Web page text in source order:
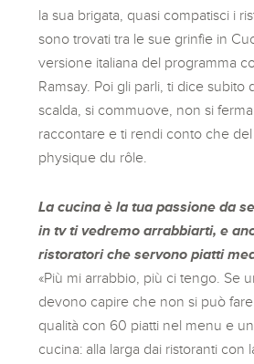
la sua brigata, quasi compatisci i
sono trovati tra le sue grinfie in
versione italiana del programma
Ramsay. Poi gli parli, ti dice subito
scalda, si commuove, non si
raccontare e ti rendi conto che
physique du rôle.
La cucina è la tua passione da
in tv ti vedremo arrabbiarti, e
ristoratori che servono piatti
«Più mi arrabbio, più ci tengo. Se
devono capire che non si può
qualità con 60 piatti nel menu e
cucina: alla larga dai ristoranti con